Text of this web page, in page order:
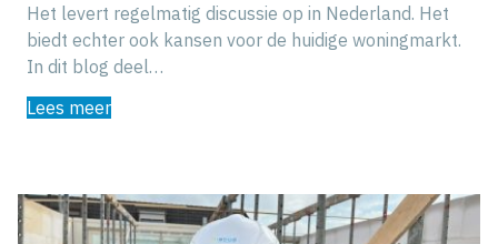
Het levert regelmatig discussie op in Nederland. Het
biedt echter ook kansen voor de huidige woningmarkt.
In dit blog deel…
Lees meer